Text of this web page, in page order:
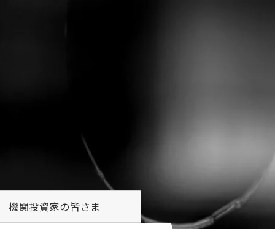
機関投資家の皆さま